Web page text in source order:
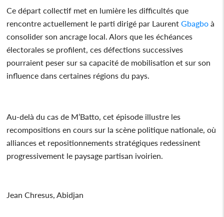
Ce départ collectif met en lumière les difficultés que
rencontre actuellement le parti dirigé par LaurentGbagbo à
consolider son ancrage local. Alors que les échéances
électorales se profilent, ces défections successives
pourraient peser sur sa capacité de mobilisation et sur son
influence dans certaines régions du pays.
Au-delà du cas de M’Batto, cet épisode illustre les
recompositions en cours sur la scène politique nationale, où
alliances et repositionnements stratégiques redessinent
progressivement le paysage partisan ivoirien.
Jean Chresus, Abidjan